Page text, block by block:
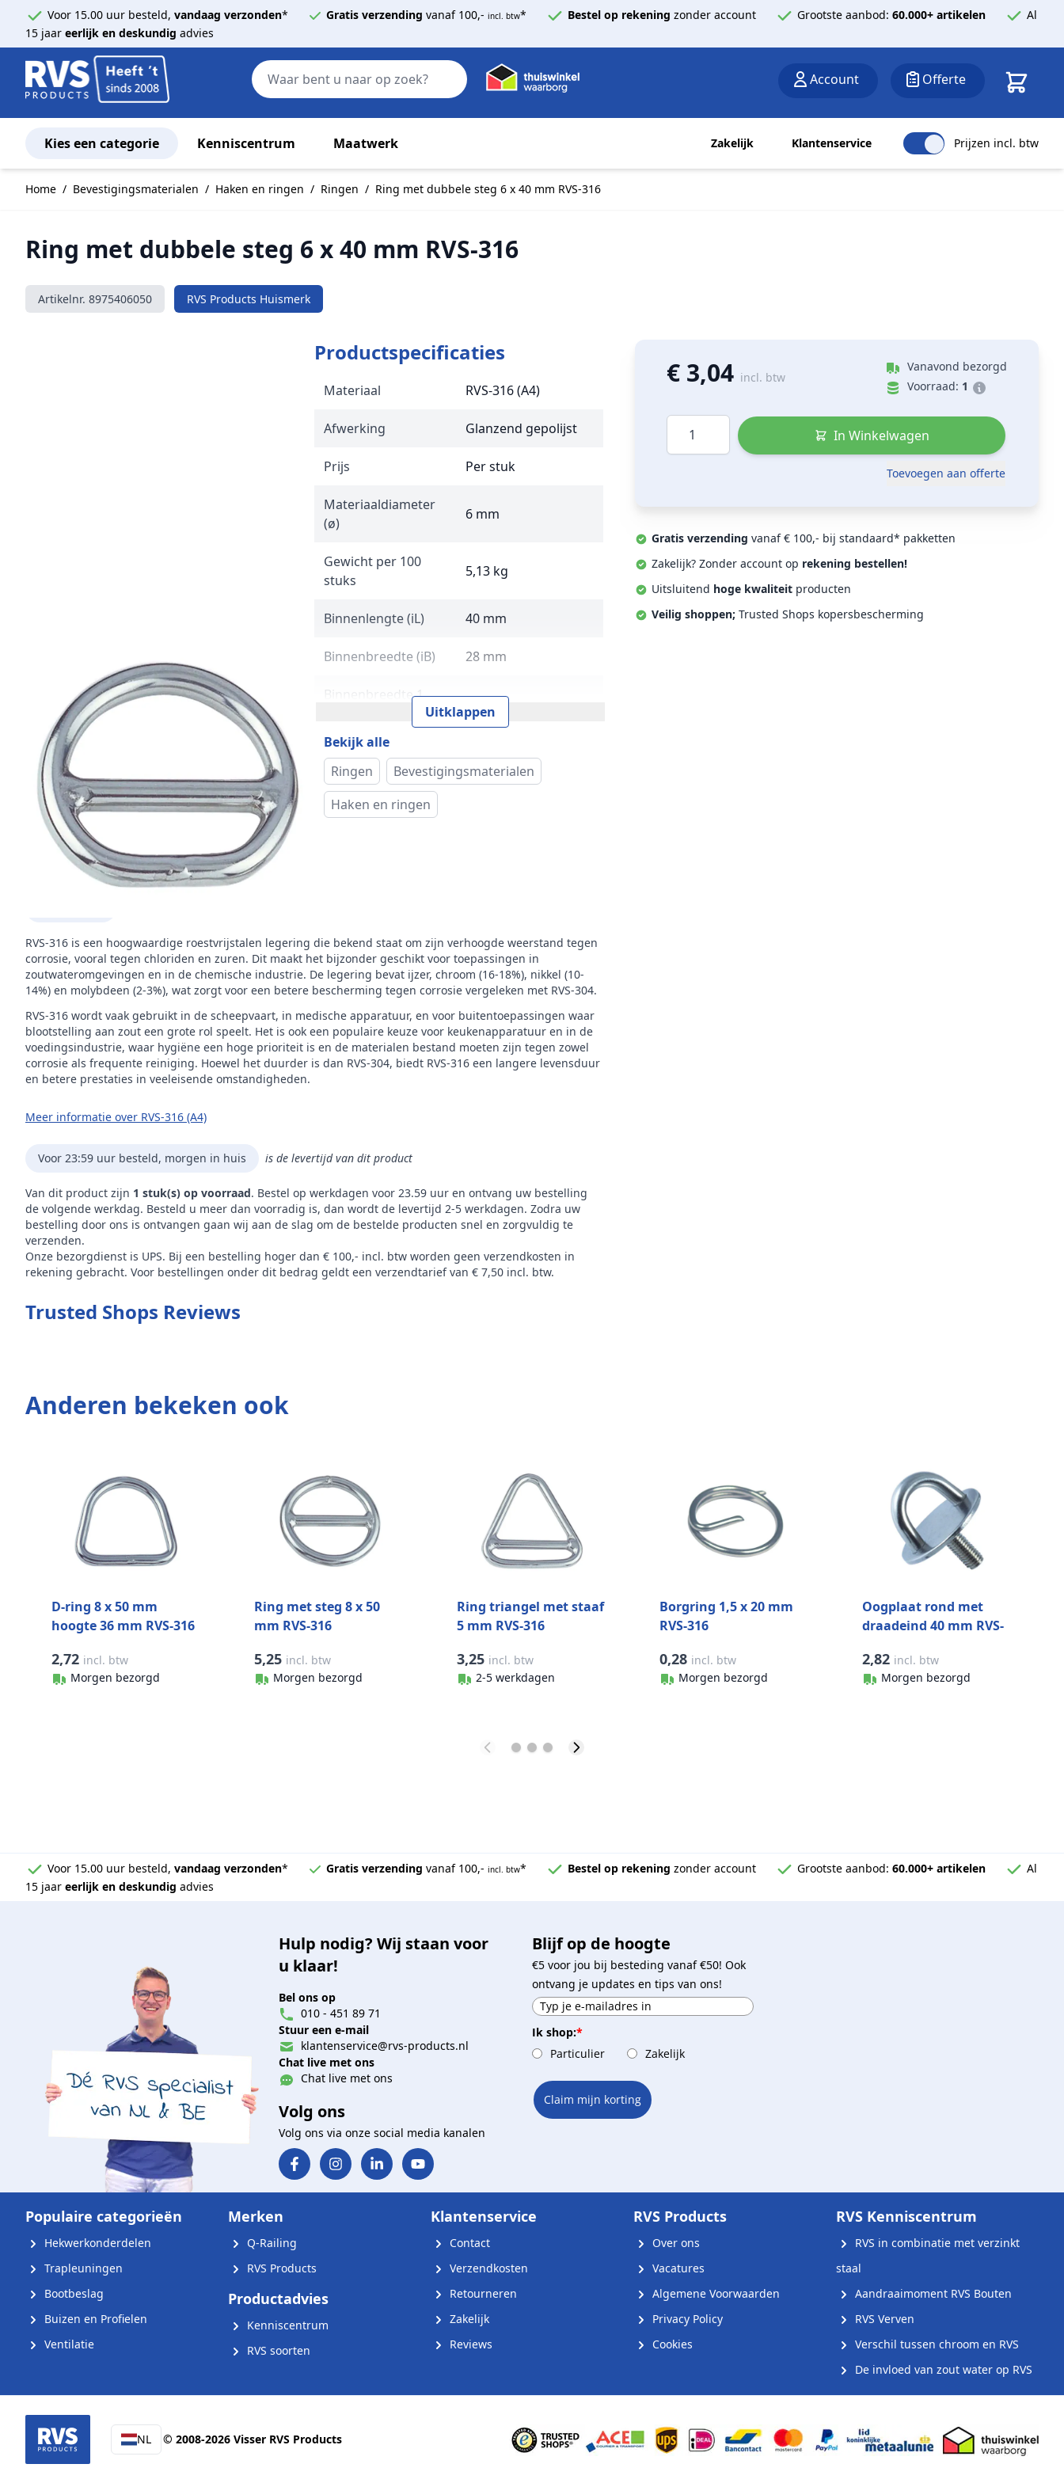
Voor 15.00 uur besteld, vandaag verzonden* Gratis verzending vanaf 100,- incl. btw* Bestel op rekening zonder account Grootste aanbod: 60.000+ artikelen
Al
15 jaar eerlijk en deskundig advies
Zoek
Account Offerte
Kies een categorie Kenniscentrum Maatwerk Zakelijk Klantenservice Prijzen incl. btw
Home / Bevestigingsmaterialen / Haken en ringen / Ringen / Ring met dubbele steg 6 x 40 mm RVS-316
Ring met dubbele steg 6 x 40 mm RVS-316
Artikelnr. 8975406050 RVS Products Huismerk
Productspecificaties
Materiaal RVS-316 (A4)
Afwerking Glanzend gepolijst
Prijs Per stuk
Materiaaldiameter
(ø)
6 mm
Gewicht per 100
stuks
5,13 kg
Binnenlengte (iL) 40 mm
Binnenbreedte (iB) 28 mm
Binnenbreedte 1
Merk
Uitklappen
Bekijk alle
Ringen
Bevestigingsmaterialen
Haken en ringen
Omschrijving
RVS-316 is een hoogwaardige roestvrijstalen legering die bekend staat om zijn verhoogde weerstand tegen
corrosie, vooral tegen chloriden en zuren. Dit maakt het bijzonder geschikt voor toepassingen in
zoutwateromgevingen en in de chemische industrie. De legering bevat ijzer, chroom (16-18%), nikkel (10-
14%) en molybdeen (2-3%), wat zorgt voor een betere bescherming tegen corrosie vergeleken met RVS-304.
RVS-316 wordt vaak gebruikt in de scheepvaart, in medische apparatuur, en voor buitentoepassingen waar
blootstelling aan zout een grote rol speelt. Het is ook een populaire keuze voor keukenapparatuur en in de
voedingsindustrie, waar hygiëne een hoge prioriteit is en de materialen bestand moeten zijn tegen zowel
corrosie als frequente reiniging. Hoewel het duurder is dan RVS-304, biedt RVS-316 een langere levensduur
en betere prestaties in veeleisende omstandigheden.
Meer informatie over RVS-316 (A4)
Voor 23:59 uur besteld, morgen in huis is de levertijd van dit product
Van dit product zijn 1 stuk(s) op voorraad. Bestel op werkdagen voor 23.59 uur en ontvang uw bestelling
de volgende werkdag. Besteld u meer dan voorradig is, dan wordt de levertijd 2-5 werkdagen. Zodra uw
bestelling door ons is ontvangen gaan wij aan de slag om de bestelde producten snel en zorgvuldig te
verzenden.
Onze bezorgdienst is UPS. Bij een bestelling hoger dan € 100,- incl. btw worden geen verzendkosten in
rekening gebracht. Voor bestellingen onder dit bedrag geldt een verzendtarief van € 7,50 incl. btw.
Trusted Shops Reviews
€ 3,04 incl. btw
Vanavond bezorgd
Voorraad: 1
Aantal
In Winkelwagen
Toevoegen aan offerte
Gratis verzending vanaf € 100,- bij standaard* pakketten
Zakelijk? Zonder account op rekening bestellen!
Uitsluitend hoge kwaliteit producten
Veilig shoppen; Trusted Shops kopersbescherming
Anderen bekeken ook
D-ring 8 x 50 mm
hoogte 36 mm RVS-316
2,72 incl. btw
Morgen bezorgd
Ring met steg 8 x 50
mm RVS-316
5,25 incl. btw
Morgen bezorgd
Ring triangel met staaf
5 mm RVS-316
3,25 incl. btw
2-5 werkdagen
Borgring 1,5 x 20 mm
RVS-316
0,28 incl. btw
Morgen bezorgd
Oogplaat rond met
draadeind 40 mm RVS-
2,82 incl. btw
Morgen bezorgd
Voor 15.00 uur besteld, vandaag verzonden* Gratis verzending vanaf 100,- incl. btw* Bestel op rekening zonder account Grootste aanbod: 60.000+ artikelen
Al
15 jaar eerlijk en deskundig advies
Hulp nodig? Wij staan voor
u klaar!
Bel ons op
010 - 451 89 71
Stuur een e-mail
klantenservice@rvs-products.nl
Chat live met ons
Chat live met ons
Volg ons
Volg ons via onze social media kanalen
Blijf op de hoogte
€5 voor jou bij besteding vanaf €50! Ook
ontvang je updates en tips van ons!
Ik shop:*
Particulier
Zakelijk
Claim mijn korting
Populaire categorieën
Hekwerkonderdelen
Trapleuningen
Bootbeslag
Buizen en Profielen
Ventilatie
Merken
Q-Railing
RVS Products
Productadvies
Kenniscentrum
RVS soorten
Klantenservice
Contact
Verzendkosten
Retourneren
Zakelijk
Reviews
RVS Products
Over ons
Vacatures
Algemene Voorwaarden
Privacy Policy
Cookies
RVS Kenniscentrum
RVS in combinatie met verzinkt
staal
Aandraaimoment RVS Bouten
RVS Verven
Verschil tussen chroom en RVS
De invloed van zout water op RVS
NL © 2008-2026 Visser RVS Products